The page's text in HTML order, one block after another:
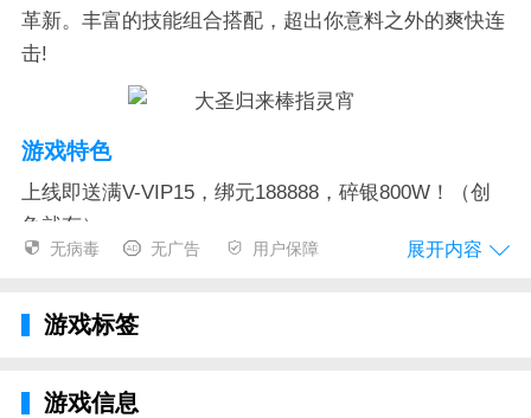
革新。丰富的技能组合搭配，超出你意料之外的爽快连
击!
游戏特色
上线即送满V-VIP15，绑元188888，碎银800W！（创
角就有）
宫！
无病毒 无广告 用户保障 展开内容
游戏标签
游戏信息